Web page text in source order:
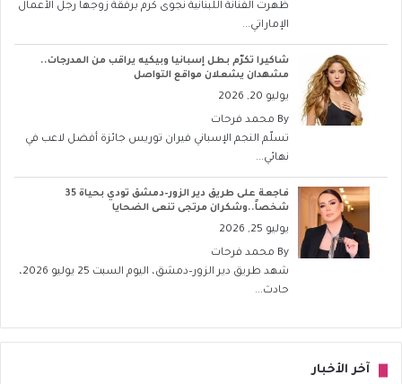
ظهرت الفنانة اللبنانية نجوى كرم برفقة زوجها رجل الأعمال
الإماراتي...
شاكيرا تكرّم بطل إسبانيا وبيكيه يراقب من المدرجات..
مشهدان يشعلان مواقع التواصل
يوليو 20, 2026
By محمد فرحات
تسلّم النجم الإسباني فيران توريس جائزة أفضل لاعب في
نهائي...
فاجعة على طريق دير الزور–دمشق تودي بحياة 35
شخصاً..وشكران مرتجى تنعى الضحايا
يوليو 25, 2026
By محمد فرحات
شهد طريق دير الزور–دمشق، اليوم السبت 25 يوليو 2026،
حادث...
آخر الأخبار